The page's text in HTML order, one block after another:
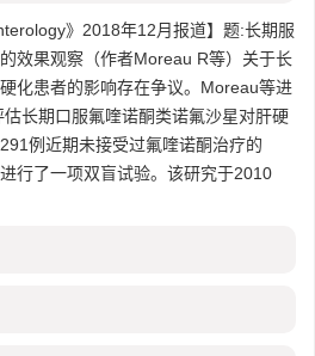
》2018年12月报道】题:长期服
效果观察（作者Moreau R等）关于长
化患者的影响存在争议。Moreau等进
长期口服氟喹诺酮类诺氟沙星对肝硬
例近期未接受过氟喹诺酮治疗的
行了一项双盲试验。该研究于2010